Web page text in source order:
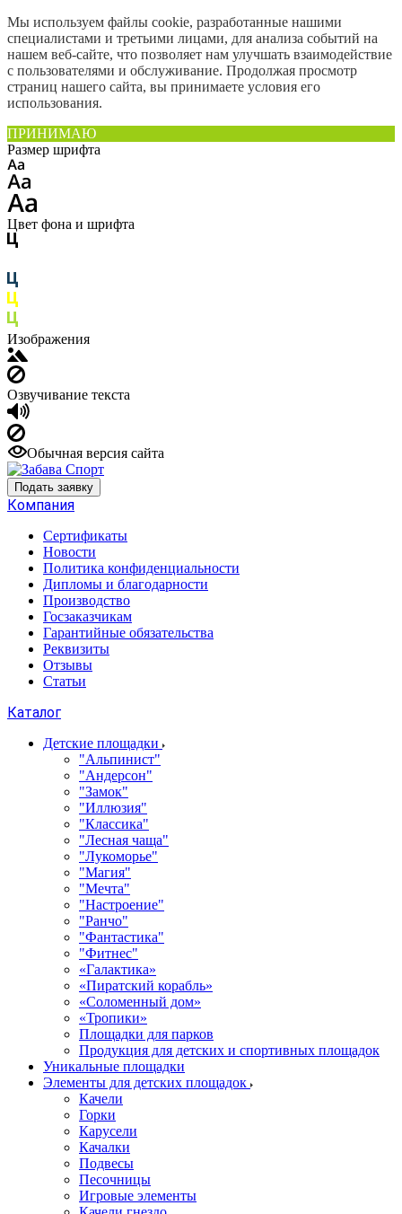
Мы используем файлы cookie, разработанные нашими
специалистами и третьими лицами, для анализа событий на
нашем веб-сайте, что позволяет нам улучшать взаимодействие
с пользователями и обслуживание. Продолжая просмотр
страниц нашего сайта, вы принимаете условия его
использования.
ПРИНИМАЮ
Размер шрифта
Цвет фона и шрифта
Изображения
Озвучивание текста
Обычная версия сайта
Подать заявку
Компания
Сертификаты
Новости
Политика конфиденциальности
Дипломы и благодарности
Производство
Госзаказчикам
Гарантийные обязательства
Реквизиты
Отзывы
Статьи
Каталог
Детские площадки
"Альпинист"
"Андерсон"
"Замок"
"Иллюзия"
"Классика"
"Лесная чаща"
"Лукоморье"
"Магия"
"Мечта"
"Настроение"
"Ранчо"
"Фантастика"
"Фитнес"
«Галактика»
«Пиратский корабль»
«Соломенный дом»
«Тропики»
Площадки для парков
Продукция для детских и спортивных площадок
Уникальные площадки
Элементы для детских площадок
Качели
Горки
Карусели
Качалки
Подвесы
Песочницы
Игровые элементы